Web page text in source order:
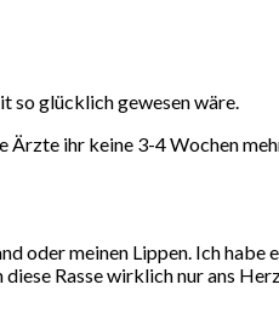
so glücklich gewesen wäre.
ihr keine 3-4 Wochen
oder meinen Lippen. Ich
Rasse wirklich nur ans